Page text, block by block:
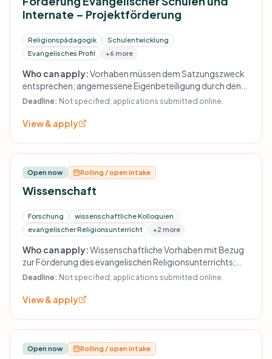
Internate – Projektförderung
Religionspädagogik
Schulentwicklung
Evangelisches Profil
+6 more
Who can apply:Vorhaben müssen dem Satzungszweck
entsprechen; angemessene Eigenbeteiligung durch den
Projektträger ist erforderlich. Für digitale Vorhaben gilt
mindestens 30% Eigenanteil; gefördert werden Projekte
Anstellungsverhältnisse sind ausgeschlossen.
Deadline: Not specified; applications submitted online.
View & apply
Open now Rolling / open intake
Wissenschaft
Forschung
wissenschaftliche Kolloquien
evangelischer Religionsunterricht
+2 more
Who can apply:Wissenschaftliche Vorhaben mit Bezug
zur Förderung des evangelischen Religionsunterrichts;
umfasst Kolloquien, Forschungsvorhaben und
Deadline: Not specified; applications submitted online.
View & apply
Open now Rolling / open intake